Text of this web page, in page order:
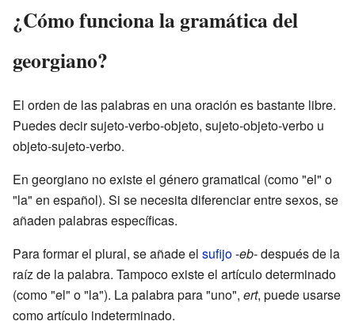
¿Cómo funciona la gramática del
georgiano?
El orden de las palabras en una oración es bastante libre.
Puedes decir sujeto-verbo-objeto, sujeto-objeto-verbo u
objeto-sujeto-verbo.
En georgiano no existe el género gramatical (como "el" o
"la" en español). Si se necesita diferenciar entre sexos, se
añaden palabras específicas.
Para formar el plural, se añade el sufijo-eb- después de la
raíz de la palabra. Tampoco existe el artículo determinado
(como "el" o "la"). La palabra para "uno", ert, puede usarse
como artículo indeterminado.